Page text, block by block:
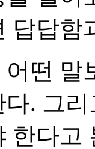
답답함
떤 말
. 그
한다고